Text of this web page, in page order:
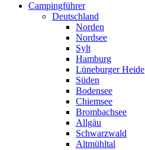
Campingführer
Deutschland
Norden
Nordsee
Sylt
Hamburg
Lüneburger Heide
Süden
Bodensee
Chiemsee
Brombachsee
Allgäu
Schwarzwald
Altmühltal